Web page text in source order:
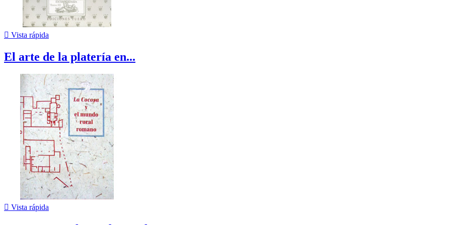
 Vista rápida
El arte de la platería en...
 Vista rápida